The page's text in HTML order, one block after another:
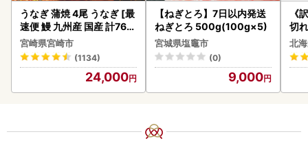
うなぎ 蒲焼 4尾 うなぎ [最
速便 鰻 九州産 国産 計760
g以上]
宮崎県宮崎市
(1134)
24,000
【ねぎとろ】7日以内発送
ねぎとろ 500g(100g×5)
宮城県塩竈市
(0)
9,000
《
切
0g
北